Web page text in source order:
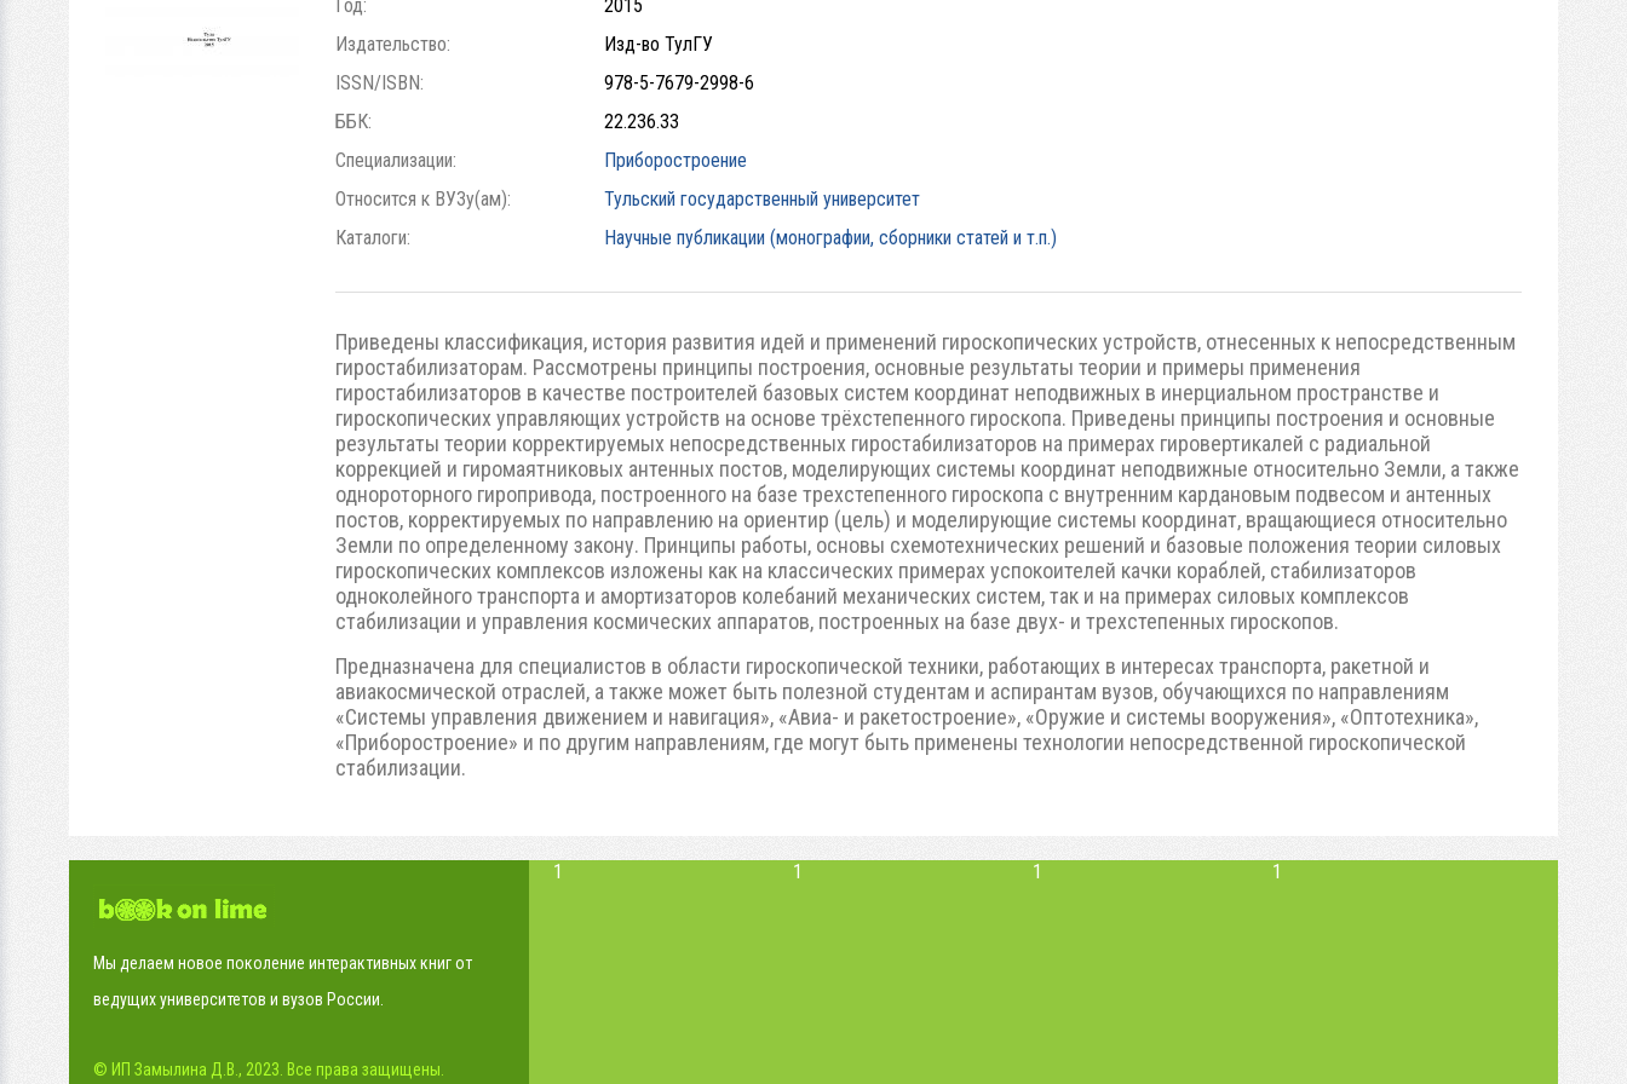
Год:
2015
Издательство:
Изд-во ТулГУ
ISSN/ISBN:
978-5-7679-2998-6
ББК:
22.236.33
Специализации:
Приборостроение
Относится к ВУЗу(ам):
Тульский государственный университет
Каталоги:
Научные публикации (монографии, сборники статей и т.п.)
Приведены классификация, история развития идей и применений гироскопических устройств, отнесенных к непосредственным
гиростабилизаторам. Рассмотрены принципы построения, основные результаты теории и примеры применения
гиростабилизаторов в качестве построителей базовых систем координат неподвижных в инерциальном пространстве и
гироскопических управляющих устройств на основе трёхстепенного гироскопа. Приведены принципы построения и основные
результаты теории корректируемых непосредственных гиростабилизаторов на примерах гировертикалей с радиальной
коррекцией и гиромаятниковых антенных постов, моделирующих системы координат неподвижные относительно Земли, а также
однороторного гиропривода, построенного на базе трехстепенного гироскопа с внутренним кардановым подвесом и антенных
постов, корректируемых по направлению на ориентир (цель) и моделирующие системы координат, вращающиеся относительно
Земли по определенному закону. Принципы работы, основы схемотехнических решений и базовые положения теории силовых
гироскопических комплексов изложены как на классических примерах успокоителей качки кораблей, стабилизаторов
одноколейного транспорта и амортизаторов колебаний механических систем, так и на примерах силовых комплексов
стабилизации и управления космических аппаратов, построенных на базе двух- и трехстепенных гироскопов.
Предназначена для специалистов в области гироскопической техники, работающих в интересах транспорта, ракетной и
авиакосмической отраслей, а также может быть полезной студентам и аспирантам вузов, обучающихся по направлениям
«Системы управления движением и навигация», «Авиа- и ракетостроение», «Оружие и системы вооружения», «Оптотехника»,
«Приборостроение» и по другим направлениям, где могут быть применены технологии непосредственной гироскопической
стабилизации.
Мы делаем новое поколение интерактивных книг от
ведущих университетов и вузов России.
© ИП Замылина Д.В., 2023. Все права защищены.
1 1 1 1